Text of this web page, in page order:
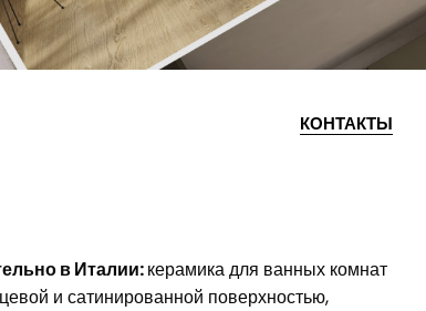
ИЛИКО
КОЛОР ЛАЙН
ЛЮМИНА 25X75
ТРУ КОЛОР
ФАП EXXTRA 80X160
ФАП МАКСИ 120X278
года в
ищет не
Правильная укладка с соблюдением
КОНТАКТЫ
​​в Италии:керамика для ванных комнат
и сатинированной поверхностью,